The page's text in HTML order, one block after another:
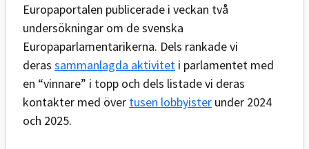
Europaportalen publicerade i veckan två
undersökningar om de svenska
Europaparlamentarikerna. Dels rankade vi
deras sammanlagda aktivitet i parlamentet med
en “vinnare” i topp och dels listade vi deras
kontakter med över tusen lobbyister under 2024
och 2025.